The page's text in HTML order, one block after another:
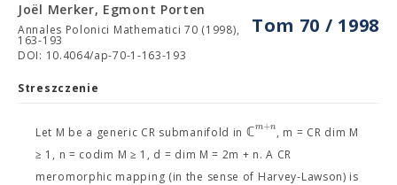
Tom 70 / 1998
Joël Merker, Egmont Porten
Annales Polonici Mathematici 70 (1998),
163-193
DOI: 10.4064/ap-70-1-163-193
Streszczenie
Let M be a generic CR submanifold in ℂm+n, m = CR dim M
≥ 1, n = codim M ≥ 1, d = dim M = 2m + n. A CR
meromorphic mapping (in the sense of Harvey-Lawson) is